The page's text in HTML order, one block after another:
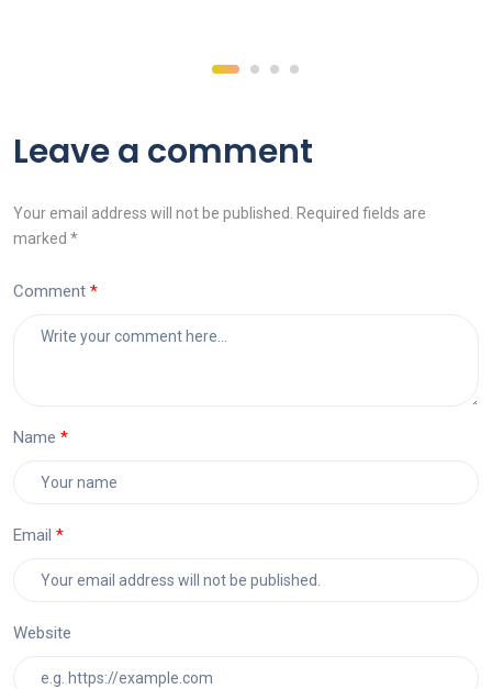
Leave a comment
Your email address will not be published. Required fields are
marked *
Comment
Name
Email
Website